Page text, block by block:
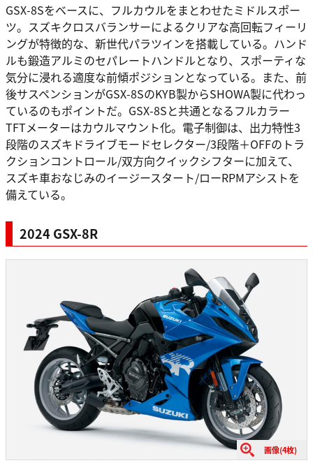
GSX-8Sをベースに、フルカウルをまとわせたミドルスポー
ツ。スズキクロスバランサーによるクリアな高回転フィーリ
ングが特徴的な、新世代パラツインを搭載している。ハンド
ルも鍛造アルミのセパレートハンドルとなり、スポーティな
気分に浸れる適度な前傾ポジションとなっている。また、前
後サスペンションがGSX-8SのKYB製からSHOWA製に代わっ
ているのもポイントだ。GSX-8Sと共通となるフルカラー
TFTメーターはカウルマウント化。電子制御は、出力特性3
段階のスズキドライブモードセレクター/3段階＋OFFのトラ
クションコントロール/双方向クイックシフターに加えて、
スズキ車おなじみのイージースタート/ローRPMアシストを
備えている。
2024 GSX-8R
画像(4枚)